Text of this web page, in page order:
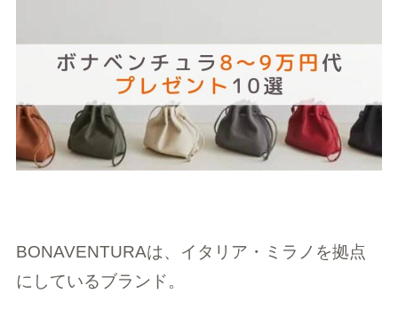
BONAVENTURAは、イタリア・ミラノを拠点
にしているブランド。